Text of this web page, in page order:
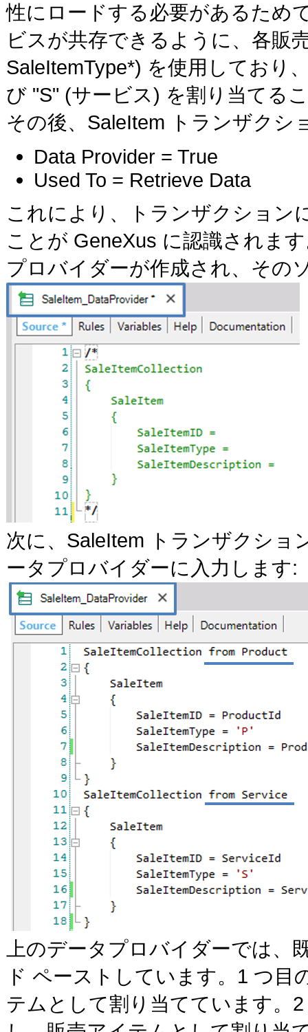
性にロードする必要があるため
ビスが共存できるように、各販
SaleItemType*) を使用しており
び "S" (サービス) を割り当てる
その後、SaleItem トランザク
Data Provider = True
Used To = Retrieve Data
これにより、トランザクション
ことが GeneXus に認識されま
プロバイダーが作成され、その
次に、SaleItem トランザクショ
ータプロバイダーに入力します:
上のデータプロバイダーでは
ド ペーストしています。1 つ
テムとして割り当てています。